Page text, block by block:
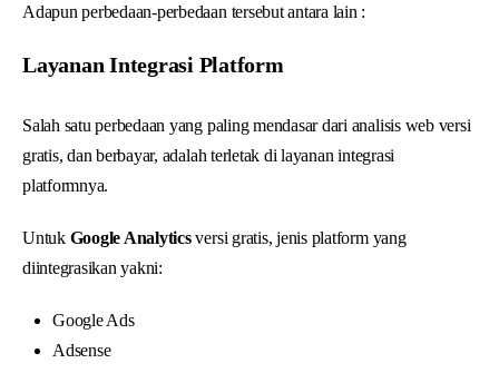
Adapun perbedaan-perbedaan tersebut antara lain :
Layanan Integrasi Platform
Salah satu perbedaan yang paling mendasar dari analisis web versi
gratis, dan berbayar, adalah terletak di layanan integrasi
platformnya.
Untuk Google Analyticsversi gratis, jenis platform yang
diintegrasikan yakni:
Google Ads
Adsense